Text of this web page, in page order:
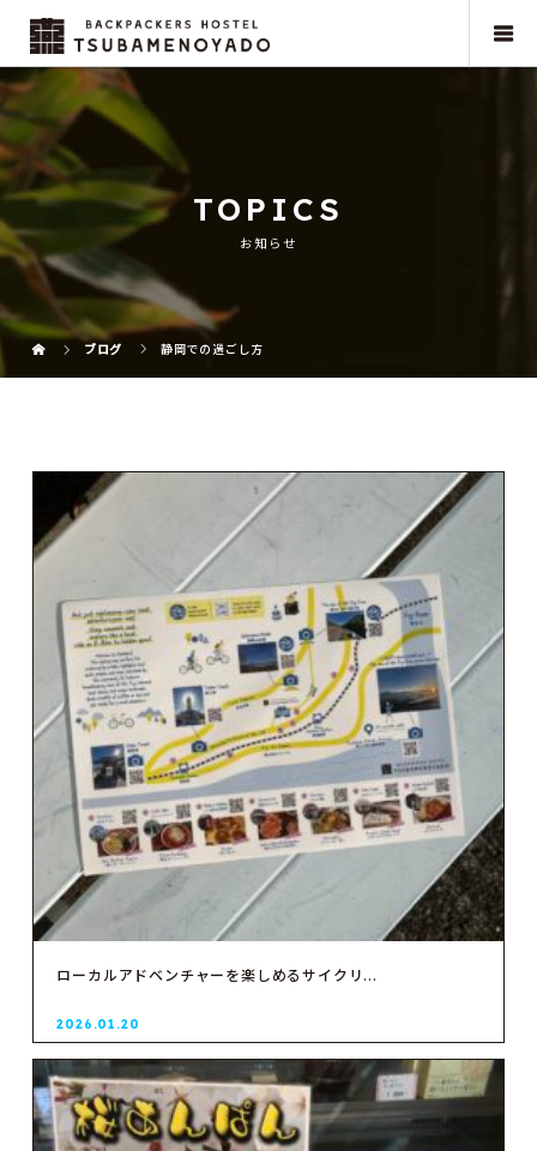
TOPICS
お知らせ
ブログ 静岡での過ごし方
ローカルアドベンチャーを楽しめるサイクリ...
2026.01.20